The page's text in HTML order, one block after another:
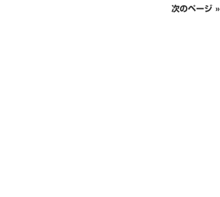
次のページ »